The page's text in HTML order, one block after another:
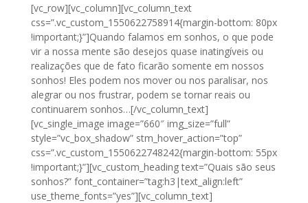
[vc_row][vc_column][vc_column_text
css=”.vc_custom_1550622758914{margin-bottom: 80px
!important;}”]Quando falamos em sonhos, o que pode
vir a nossa mente são desejos quase inatingíveis ou
realizações que de fato ficarão somente em nossos
sonhos! Eles podem nos mover ou nos paralisar, nos
alegrar ou nos frustrar, podem se tornar reais ou
continuarem sonhos…[/vc_column_text]
[vc_single_image image=”660″ img_size=”full”
style=”vc_box_shadow” stm_hover_action=”top”
css=”.vc_custom_1550622748242{margin-bottom: 55px
!important;}”][vc_custom_heading text=”Quais são seus
sonhos?” font_container=”tag:h3|text_align:left”
use_theme_fonts=”yes”][vc_column_text]